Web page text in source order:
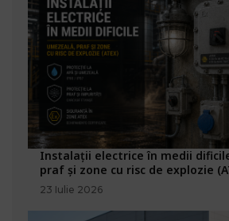
Instalații electrice în medii
praf și zone cu risc de explozie
23 Iulie 2026